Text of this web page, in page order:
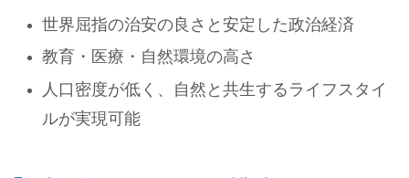
世界屈指の治安の良さと安定した政治経済
教育・医療・自然環境の高さ
人口密度が低く、自然と共生するライフスタイ
ルが実現可能